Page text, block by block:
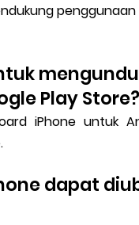
penggunaan
Play Store?
iPhone untuk
dapat